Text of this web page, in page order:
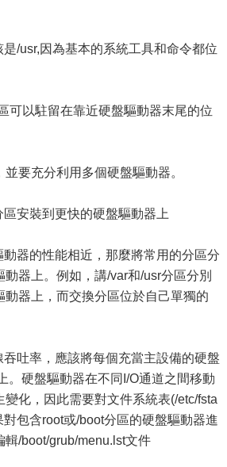
usr,因為基本的系統工具和命令都位
以駐留在靠近硬盤驅動器末尾的位
要充分利用多個硬盤驅動器。
安裝到更快的硬盤驅動器上
的性能相近，那麼將常用的分區分
器上。例如，講/var和/usr分區分別
動器上，而交換分區位於自己單獨的
率，應該將每個充當主設備的硬盤
。硬盤驅動器在不同I/O通道之間移動
化，因此需要對文件系統表(/etc/fsta
包含root或/boot分區的硬盤驅動器進
/boot/grub/menu.lst文件